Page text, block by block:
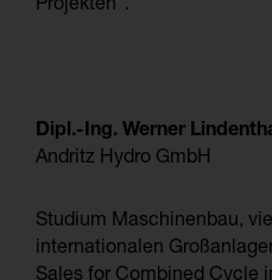
Projekten“.
Dipl.-Ing. Werner
Andritz Hydro GmbH
Studium Maschinenbau,
internationalen